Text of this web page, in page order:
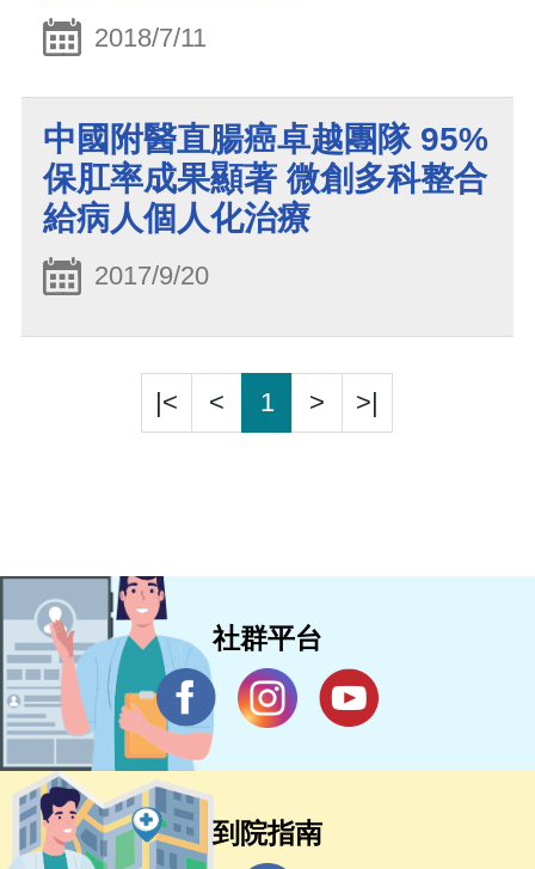
2018/7/11
中國附醫直腸癌卓越團隊 95%
保肛率成果顯著 微創多科整合
給病人個人化治療
2017/9/20
|< < 1 > >|
社群平台
到院指南